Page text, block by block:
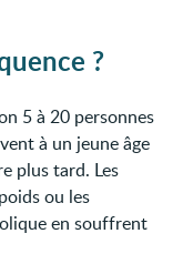
?
5 à 20 personnes
à un jeune âge
plus tard. Les
ou les
en souffrent